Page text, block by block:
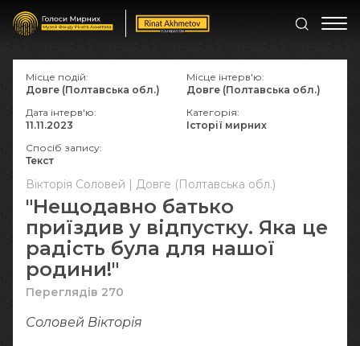
Вікторія Соловей | Довге (Полтавська обл.)
"Нещодавно батько
приїздив у відпустку. Яка це
радість була для нашої
родини!"
Переглядів 270
Соловей Вікторія
Місце подій:
Довге (Полтавська обл.)
Місце інтерв'ю:
Довге (Полтавська обл.)
Дата інтерв'ю:
11.11.2023
Категорія:
Історії мирних
Спосіб запису:
Текст